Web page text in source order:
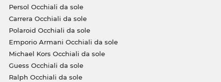
Persol Occhiali da sole
Carrera Occhiali da sole
Polaroid Occhiali da sole
Emporio Armani Occhiali da sole
Michael Kors Occhiali da sole
Guess Occhiali da sole
Ralph Occhiali da sole